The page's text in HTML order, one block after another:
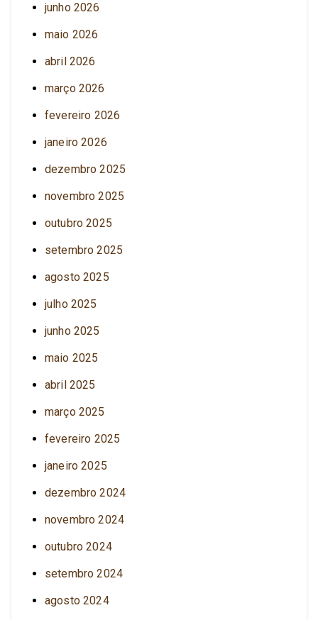
junho 2026
maio 2026
abril 2026
março 2026
fevereiro 2026
janeiro 2026
dezembro 2025
novembro 2025
outubro 2025
setembro 2025
agosto 2025
julho 2025
junho 2025
maio 2025
abril 2025
março 2025
fevereiro 2025
janeiro 2025
dezembro 2024
novembro 2024
outubro 2024
setembro 2024
agosto 2024